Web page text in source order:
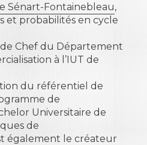
Sénart-Fontainebleau,
et probabilités en cycle
Chef du Département
à l’IUT de
du référentiel de
de
Universitaire de
de
également le créateur